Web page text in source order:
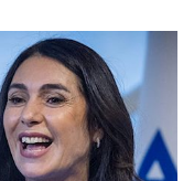
מדדים
ומחקרים
דעות